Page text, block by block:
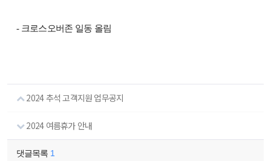
- 크로스오버존 일동 올림
2024 추석 고객지원 업무공지
2024 여름휴가 안내
댓글목록 1